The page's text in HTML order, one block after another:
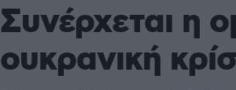
Συνέρχεται η
ουκρανική